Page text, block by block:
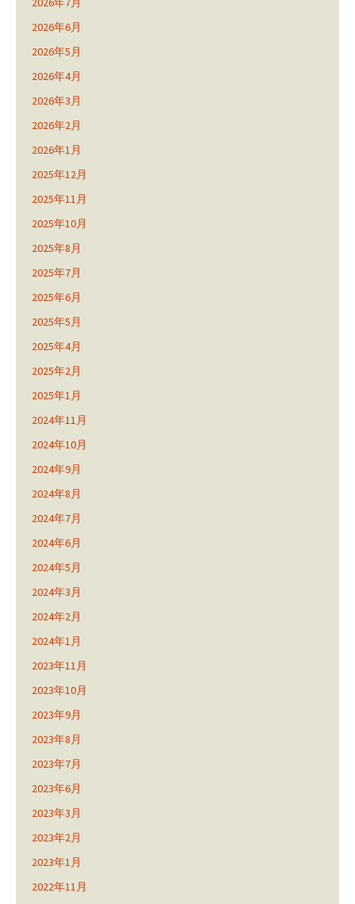
2026年6月
2026年5月
2026年4月
2026年3月
2026年2月
2026年1月
2025年12月
2025年11月
2025年10月
2025年8月
2025年7月
2025年6月
2025年5月
2025年4月
2025年2月
2025年1月
2024年11月
2024年10月
2024年9月
2024年8月
2024年7月
2024年6月
2024年5月
2024年3月
2024年2月
2024年1月
2023年11月
2023年10月
2023年9月
2023年8月
2023年7月
2023年6月
2023年3月
2023年2月
2023年1月
2022年11月